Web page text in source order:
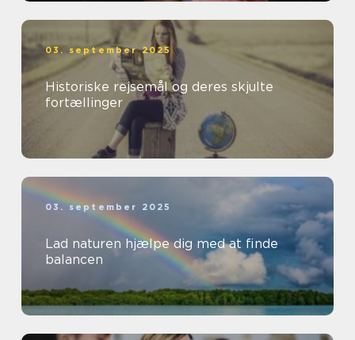
03. september 2025
Historiske rejsemål og deres skjulte
fortællinger
03. september 2025
Lad naturen hjælpe dig med at finde
balancen